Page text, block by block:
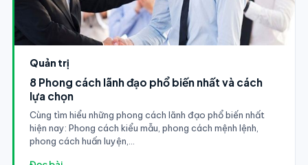
Quản trị
8 Phong cách lãnh đạo phổ biến nhất và cách
lựa chọn
Cùng tìm hiểu những phong cách lãnh đạo phổ biến nhất
hiện nay: Phong cách kiểu mẫu, phong cách mệnh lệnh,
phong cách huấn luyện,...